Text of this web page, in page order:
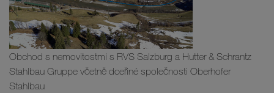
Obchod s nemovitostmi s RVS Salzburg a Hutter & Schrantz
Stahlbau Gruppe včetně dceřiné společnosti Oberhofer
Stahlbau